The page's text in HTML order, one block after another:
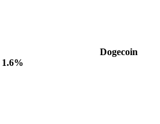
Dogecoin
1.6%